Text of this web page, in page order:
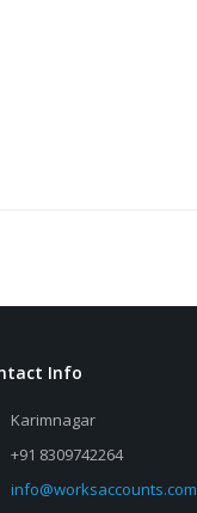
Info
Karimnagar
+91 8309742264
info@worksaccounts.com